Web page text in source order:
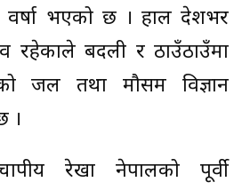
वर्षा भएको छ । हाल देशभर
रहेकाले बदली र ठाउँठाउँमा
जल तथा मौसम विज्ञान
।
रेखा नेपालको पूर्वी